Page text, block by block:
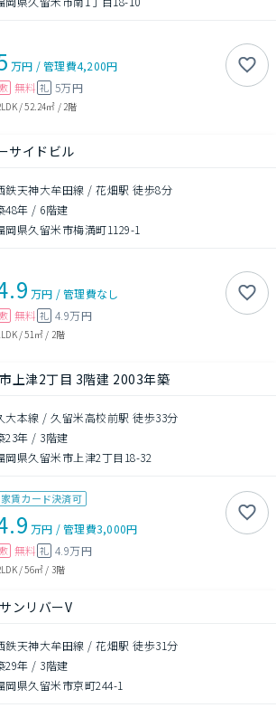
万円 /管理費4,200円
敷 無料 礼 5万円
/52.24㎡ / 2階
サイドビル
鉄天神大牟田線 / 花畑駅 徒歩8分
48年 / 6階建
岡県久留米市梅満町1129-1
万円 /管理費なし
敷 無料 礼 4.9万円
/51㎡ / 2階
上津2丁目 3階建 2003年築
大本線 / 久留米高校前駅 徒歩33分
23年 / 3階建
岡県久留米市上津2丁目18-32
家賃カード決済可
万円 /管理費3,000円
敷 無料 礼 4.9万円
/56㎡ / 3階
ンリバーV
鉄天神大牟田線 / 花畑駅 徒歩31分
29年 / 3階建
岡県久留米市京町244-1